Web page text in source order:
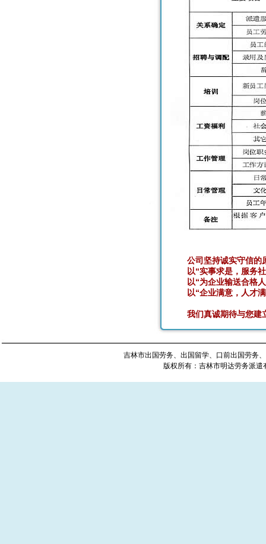
公司坚持诚实守信的
以“实事求是，服务社
以“为企业输送合格人
以“企业满意，人才满
我们真诚期待与您建
吉林市出国劳务、出国留学、口前出国劳务
版权所有：吉林市明达劳务派